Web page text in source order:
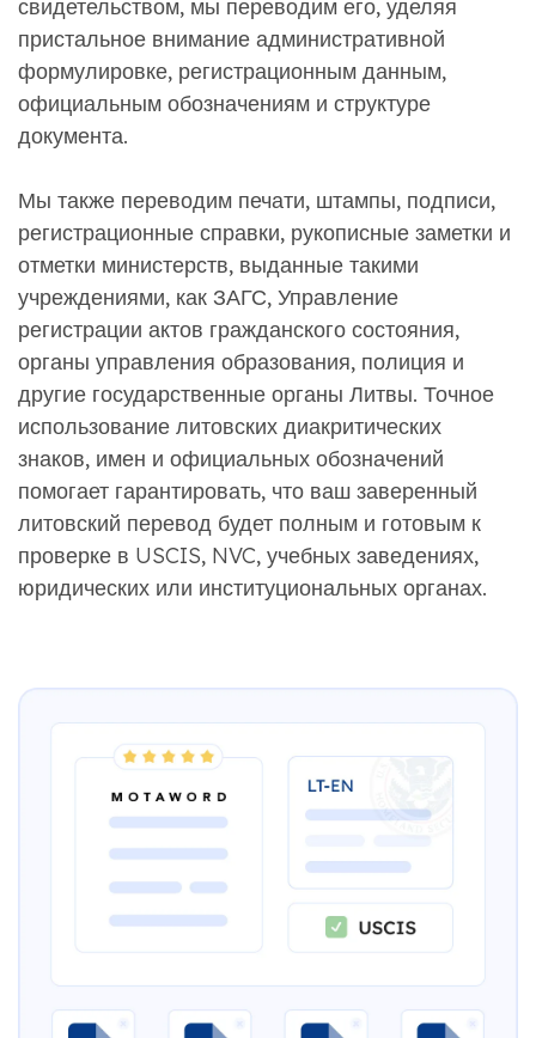
свидетельством, мы переводим его, уделяя
пристальное внимание административной
формулировке, регистрационным данным,
официальным обозначениям и структуре
документа.
Мы также переводим печати, штампы, подписи,
регистрационные справки, рукописные заметки и
отметки министерств, выданные такими
учреждениями, как ЗАГС, Управление
регистрации актов гражданского состояния,
органы управления образования, полиция и
другие государственные органы Литвы. Точное
использование литовских диакритических
знаков, имен и официальных обозначений
помогает гарантировать, что ваш заверенный
литовский перевод будет полным и готовым к
проверке в USCIS, NVC, учебных заведениях,
юридических или институциональных органах.